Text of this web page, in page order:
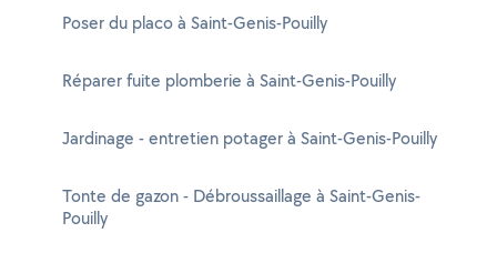
Poser du placo à Saint-Genis-Pouilly
Réparer fuite plomberie à Saint-Genis-Pouilly
Jardinage - entretien potager à Saint-Genis-Pouilly
Tonte de gazon - Débroussaillage à Saint-Genis-
Pouilly